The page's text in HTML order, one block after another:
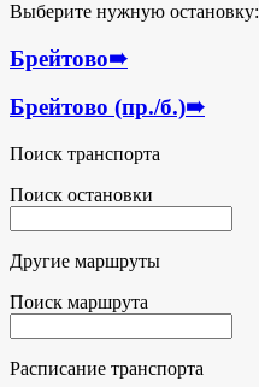
Выберите нужную остановку:
Брейтово➠
Брейтово (пр./б.)➠
Поиск транспорта
Поиск остановки
Другие маршруты
Поиск маршрута
Расписание транспорта